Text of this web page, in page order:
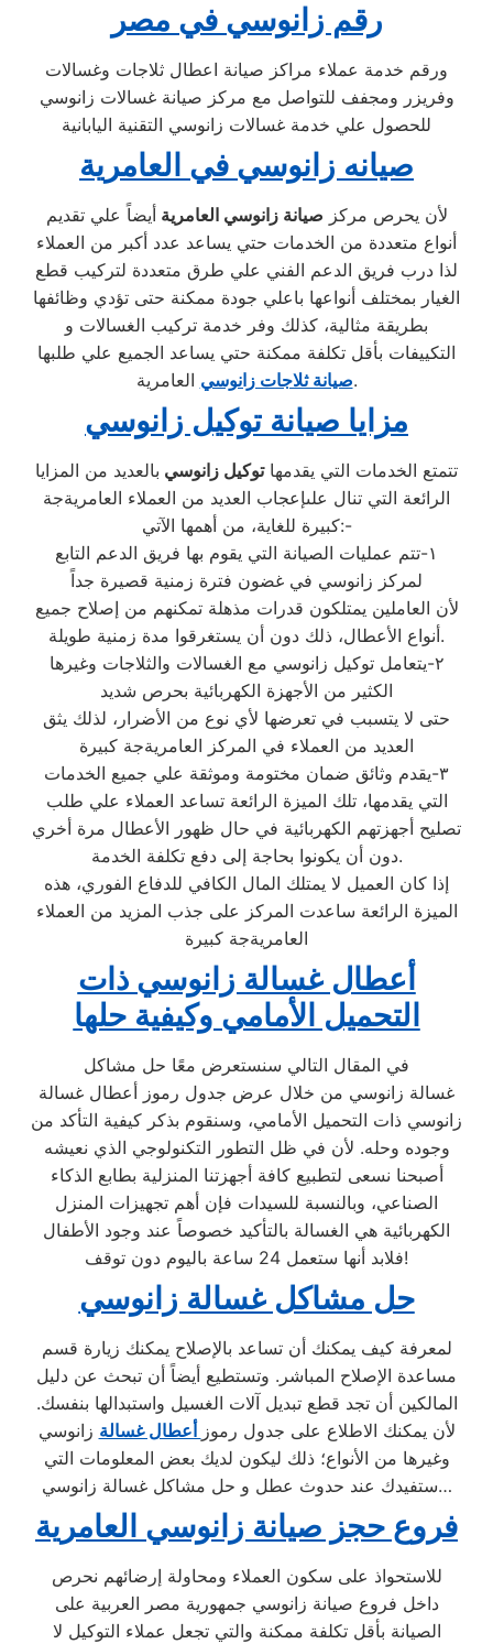
رقم زانوسي في مصر
ورقم خدمة عملاء مراكز صيانة اعطال ثلاجات وغسالات
وفريزر ومجفف للتواصل مع مركز صيانة غسالات زانوسي
للحصول علي خدمة غسالات زانوسي التقنية اليابانية
صيانه زانوسي في العامرية
لأن يحرص مركز صيانة زانوسي العامرية أيضاً علي تقديم
أنواع متعددة من الخدمات حتي يساعد عدد أكبر من العملاء
لذا درب فريق الدعم الفني علي طرق متعددة لتركيب قطع
الغيار بمختلف أنواعها باعلي جودة ممكنة حتى تؤدي وظائفها
بطريقة مثالية، كذلك وفر خدمة تركيب الغسالات و
التكييفات بأقل تكلفة ممكنة حتي يساعد الجميع علي طلبها
صيانة ثلاجات زانوسيالعامرية.
مزايا صيانة توكيل زانوسي
تتمتع الخدمات التي يقدمهاتوكيل زانوسي بالعديد من المزايا
الرائعة التي تنال علىإعجاب العديد من العملاء العامريةجة
كبيرة للغاية، من أهمها الآتي:-
١-تتم عمليات الصيانة التي يقوم بها فريق الدعم التابع
لمركز زانوسي في غضون فترة زمنية قصيرة جداً
لأن العاملين يمتلكون قدرات مذهلة تمكنهم من إصلاح جميع
أنواع الأعطال، ذلك دون أن يستغرقوا مدة زمنية طويلة.
٢-يتعامل توكيل زانوسي مع الغسالات والثلاجات وغيرها
الكثير من الأجهزة الكهربائية بحرص شديد
حتى لا يتسبب في تعرضها لأي نوع من الأضرار، لذلك يثق
العديد من العملاء في المركز العامريةجة كبيرة
٣-يقدم وثائق ضمان مختومة وموثقة علي جميع الخدمات
التي يقدمها، تلك الميزة الرائعة تساعد العملاء علي طلب
تصليح أجهزتهم الكهربائية في حال ظهور الأعطال مرة أخري
دون أن يكونوا بحاجة إلى دفع تكلفة الخدمة.
إذا كان العميل لا يمتلك المال الكافي للدفاع الفوري، هذه
الميزة الرائعة ساعدت المركز على جذب المزيد من العملاء
العامريةجة كبيرة
أعطال غسالة زانوسي ذات
التحميل الأمامي وكيفية حلها
في المقال التالي سنستعرض معًا حل مشاكل
غسالة زانوسي من خلال عرض جدول رموز أعطال غسالة
زانوسي ذات التحميل الأمامي، وسنقوم بذكر كيفية التأكد من
وجوده وحله. لأن في ظل التطور التكنولوجي الذي نعيشه
أصبحنا نسعى لتطبيع كافة أجهزتنا المنزلية بطابع الذكاء
الصناعي، وبالنسبة للسيدات فإن أهم تجهيزات المنزل
الكهربائية هي الغسالة بالتأكيد خصوصاً عند وجود الأطفال
فلابد أنها ستعمل 24 ساعة باليوم دون توقف!
حل مشاكل غسالة زانوسي
لمعرفة كيف يمكنك أن تساعد بالإصلاح يمكنك زيارة قسم
مساعدة الإصلاح المباشر. وتستطيع أيضاً أن تبحث عن دليل
المالكين أن تجد قطع تبديل آلات الغسيل واستبدالها بنفسك.
لأن يمكنك الاطلاع على جدول رموز أعطال غسالة زانوسي
وغيرها من الأنواع؛ ذلك ليكون لديك بعض المعلومات التي
ستفيدك عند حدوث عطل و حل مشاكل غسالة زانوسي…
فروع حجز صيانة زانوسي العامرية
للاستحواذ على سكون العملاء ومحاولة إرضائهم نحرص
داخل فروع صيانة زانوسي جمهورية مصر العربية على
الصيانة بأقل تكلفة ممكنة والتي تجعل عملاء التوكيل لا